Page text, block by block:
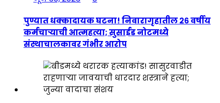
पुण्यात धक्कादायक घटना! निवारागृहातील २६ वर्षीय
कर्मचाऱ्याची आत्महत्या; सुसाईड नोटमध्ये
संस्थाचालकावर गंभीर आरोप